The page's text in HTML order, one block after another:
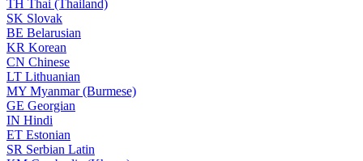
TH Thai (Thailand)
SK Slovak
BE Belarusian
KR Korean
CN Chinese
LT Lithuanian
MY Myanmar (Burmese)
GE Georgian
IN Hindi
ET Estonian
SR Serbian Latin